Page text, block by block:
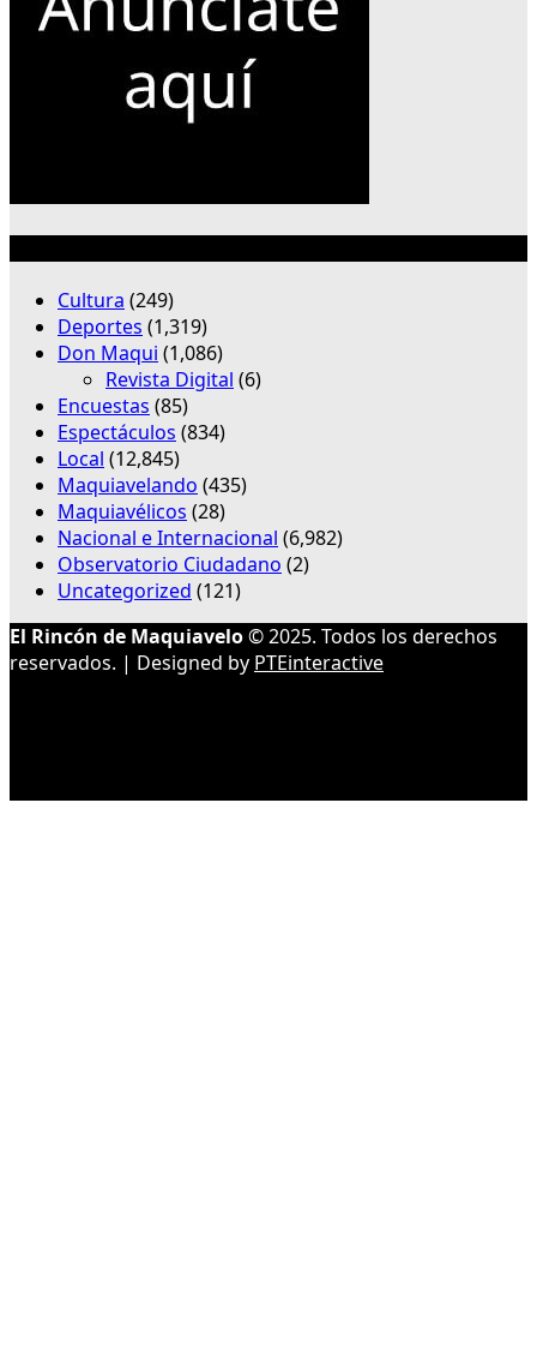
Cultura (249)
Deportes (1,319)
Don Maqui (1,086)
Revista Digital (6)
Encuestas (85)
Espectáculos (834)
Local (12,845)
Maquiavelando (435)
Maquiavélicos (28)
Nacional e Internacional (6,982)
Observatorio Ciudadano (2)
Uncategorized (121)
El Rincón de Maquiavelo© 2025. Todos los derechos
reservados. | Designed by PTEinteractive